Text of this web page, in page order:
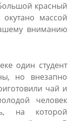
красный
массой
вниманию
один студент
но внезапно
чай и
человек
на которой